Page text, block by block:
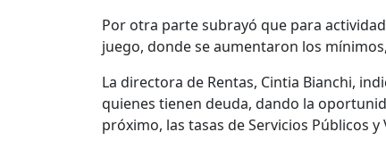
Por otra parte subrayó que para
juego, donde se aumentaron los
La directora de Rentas, Cintia Bianchi,
quienes tienen deuda, dando la
próximo, las tasas de Servicios Públicos y